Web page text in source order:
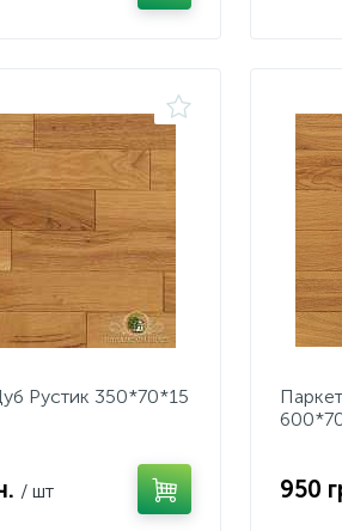
Рустик 350*70*15
/ шт 950